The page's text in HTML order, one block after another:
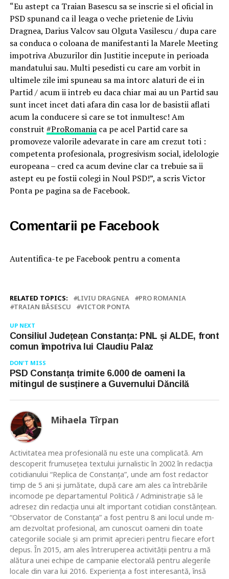
“Eu astept ca Traian Basescu sa se inscrie si el oficial in
PSD spunand ca il leaga o veche prietenie de Liviu
Dragnea, Darius Valcov sau Olguta Vasilescu / dupa care
sa conduca o coloana de manifestanti la Marele Meeting
impotriva Abuzurilor din Justitie incepute in perioada
mandatului sau. Multi pesedisti cu care am vorbit in
ultimele zile imi spuneau sa ma intorc alaturi de ei in
Partid / acum ii intreb eu daca chiar mai au un Partid sau
sunt incet incet dati afara din casa lor de basistii aflati
acum la conducere si care se tot inmultesc! Am
construit #ProRomaniaca pe acel Partid care sa
promoveze valorile adevarate in care am crezut toti :
competenta profesionala, progresivism social, idelologie
europeana – cred ca acum devine clar ca trebuie sa ii
astept eu pe fostii colegi in Noul PSD!”, a scris Victor
Ponta pe pagina sa de Facebook.
Comentarii pe Facebook
Autentifica-te pe Facebook pentru a comenta
RELATED TOPICS: LIVIU DRAGNEA
PRO ROMANIA
TRAIAN BĂSESCU
VICTOR PONTA
UP NEXT
Consiliul Județean Constanța: PNL și ALDE, front
comun împotriva lui Claudiu Palaz
DON'T MISS
PSD Constanța trimite 6.000 de oameni la
mitingul de susținere a Guvernului Dăncilă
Mihaela Tîrpan
Activitatea mea profesională nu este una complicată. Am
descoperit frumusețea textului jurnalistic în 2002 în redacția
cotidianului “Replica de Constanța”, unde am fost redactor
timp de 5 ani și jumătate, după care am ales ca întrebările
incomode pe departamentul Politică / Administrație să le
adresez din redacția unui alt important cotidian constănțean.
“Observator de Constanța” a fost pentru 8 ani locul unde m-
am dezvoltat profesional, am cunoscut oameni din toate
categoriile sociale și am primit aprecieri pentru fiecare efort
depus. În 2015, am ales întreruperea activității pentru a mă
alătura unei echipe de campanie electorală pentru alegerile
locale din vara lui 2016. Experiența a fost interesantă, însă